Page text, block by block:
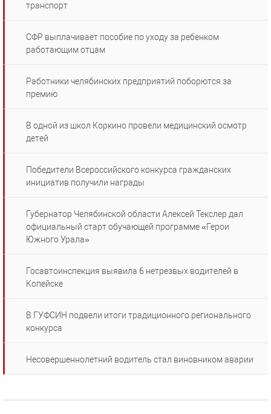
транспорт
СФР выплачивает пособие по уходу за ребенком
работающим отцам
Работники челябинских предприятий поборются за
премию
В одной из школ Коркино провели медицинский осмотр
детей
Победители Всероссийского конкурса гражданских
инициатив получили награды
Губернатор Челябинской области Алексей Текслер дал
официальный старт обучающей программе «Герои
Южного Урала»
Госавтоинспекция выявила 6 нетрезвых водителей в
Копейске
В ГУФСИН подвели итоги традиционного регионального
конкурса
Несовершеннолетний водитель стал виновником аварии